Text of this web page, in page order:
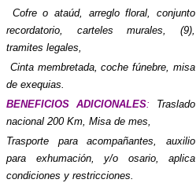
Cofre o ataúd, arreglo floral, conjunto
recordatorio, carteles murales, (9),
tramites legales,
Cinta membretada, coche fúnebre, misa
de exequias.
BENEFICIOS ADICIONALES: Traslado
nacional 200 Km, Misa de mes,
Trasporte para acompañantes, auxilio
para exhumación, y/o osario, aplica
condiciones y restricciones.